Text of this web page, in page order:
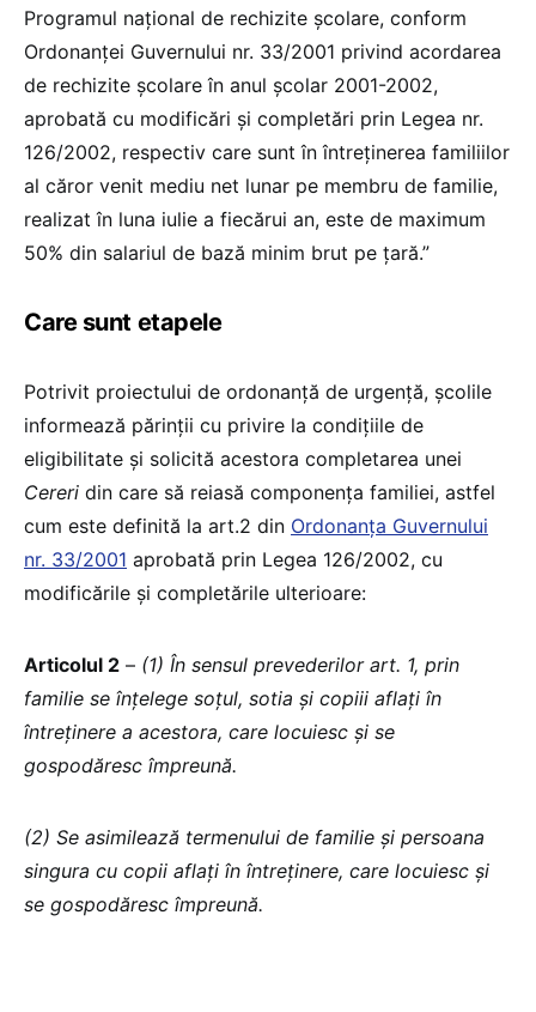
Programul naţional de rechizite şcolare, conform
Ordonanţei Guvernului nr. 33/2001 privind acordarea
de rechizite şcolare în anul şcolar 2001-2002,
aprobată cu modificări şi completări prin Legea nr.
126/2002, respectiv care sunt în întreţinerea familiilor
al căror venit mediu net lunar pe membru de familie,
realizat în luna iulie a fiecărui an, este de maximum
50% din salariul de bază minim brut pe ţară.”
Care sunt etapele
Potrivit proiectului de ordonanță de urgență, școlile
informează părinții cu privire la condițiile de
eligibilitate și solicită acestora completarea unei
Cereri din care să reiasă componența familiei, astfel
cum este definită la art.2 din Ordonanța Guvernului
nr. 33/2001 aprobată prin Legea 126/2002, cu
modificările și completările ulterioare:
Articolul 2 – (1) În sensul prevederilor art. 1, prin
familie se înțelege soțul, sotia și copiii aflați în
întreținere a acestora, care locuiesc și se
gospodăresc împreună.
(2) Se asimilează termenului de familie și persoana
singura cu copii aflați în întreținere, care locuiesc și
se gospodăresc împreună.